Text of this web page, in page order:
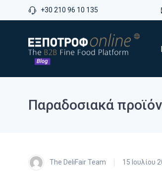
+30 210 96 10 135
Παραδοσιακά
The DeliFair Team 15 Ιουλίου